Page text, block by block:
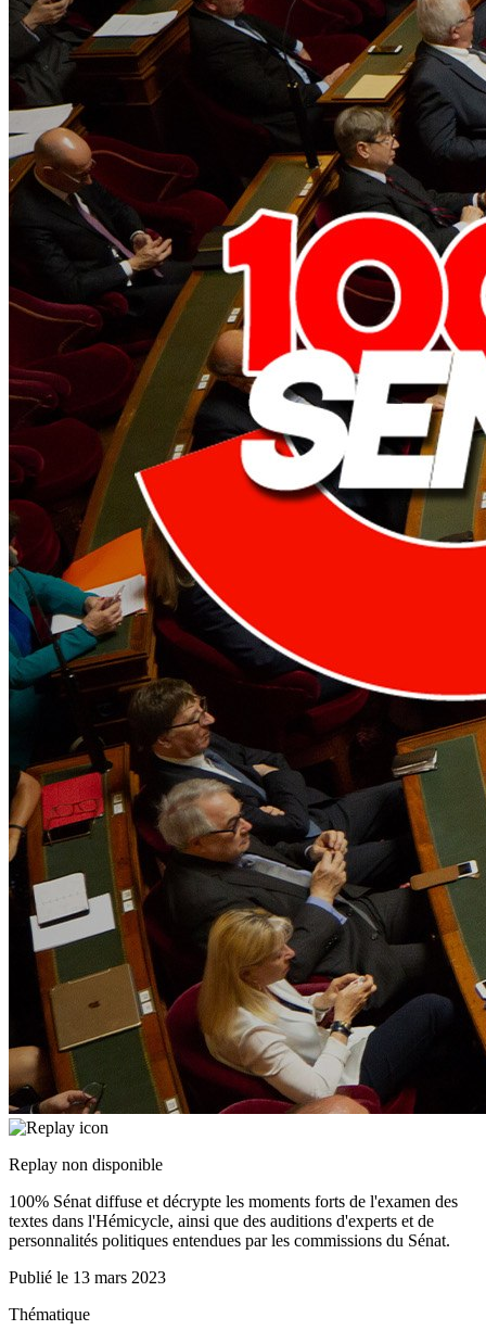
Replay non disponible
100% Sénat diffuse et décrypte les moments forts de l'examen des
textes dans l'Hémicycle, ainsi que des auditions d'experts et de
personnalités politiques entendues par les commissions du Sénat.
Publié le 13 mars 2023
Thématique